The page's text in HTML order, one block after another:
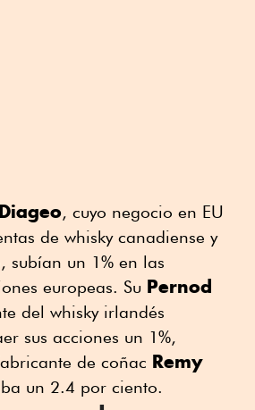
Diageo, cuyo negocio en EU
de whisky canadiense y
subían un 1% en las
europeas. Su Pernod
del whisky irlandés
sus acciones un 1%,
de coñac Remy
un 2.4 por ciento.